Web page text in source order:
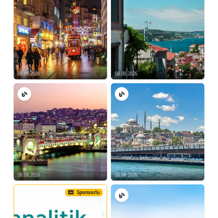
File önü pratik uygulamaları
Smaç Vuruşları:
Smaç vuruşunun temelleri
Doğru zamanlama ve güç kullanımı
Smaç pratiği
File Önü ve Arka Kort Kombine
Çalışmaları:
File önü ve arka kort hareketlerini
birleştirme
Pratik uygulamalar ve mini maçlar
-Oyun Stratejileri
Temel Oyun Stratejileri:
Oyun stratejilerinin önemi
Temel stratejik hareketler ve
08.08.2026 08.08.2026
08.08.2026 08.08.2026
Sponsorlu